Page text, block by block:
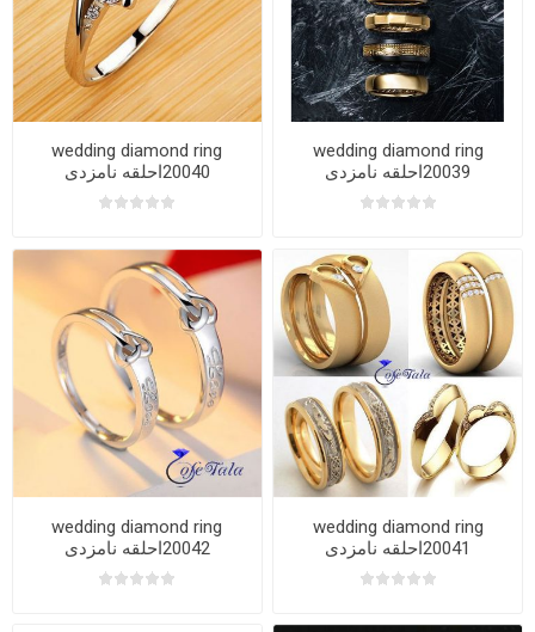
wedding diamond ring
20039احلقه نامزدی
wedding diamond ring
20040احلقه نامزدی
wedding diamond ring
20041احلقه نامزدی
wedding diamond ring
20042احلقه نامزدی